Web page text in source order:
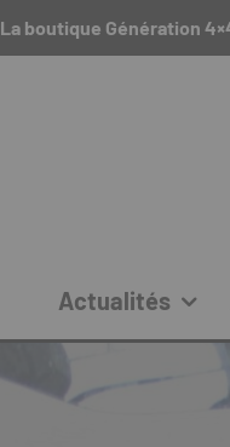
La boutique Génération
Actualités